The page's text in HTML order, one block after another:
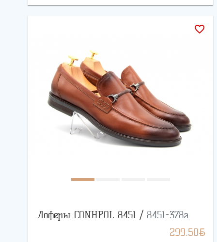
favorite_border
Лоферы CONHPOL 8451 / 8451-378a
299.50BYN